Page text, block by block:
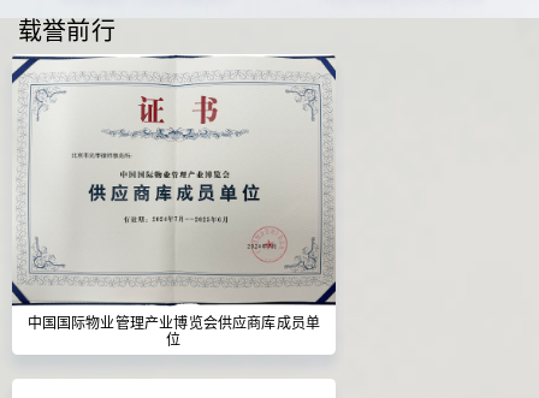
载誉前行
中国国际物业管理产业博览会供应商库成员单
位